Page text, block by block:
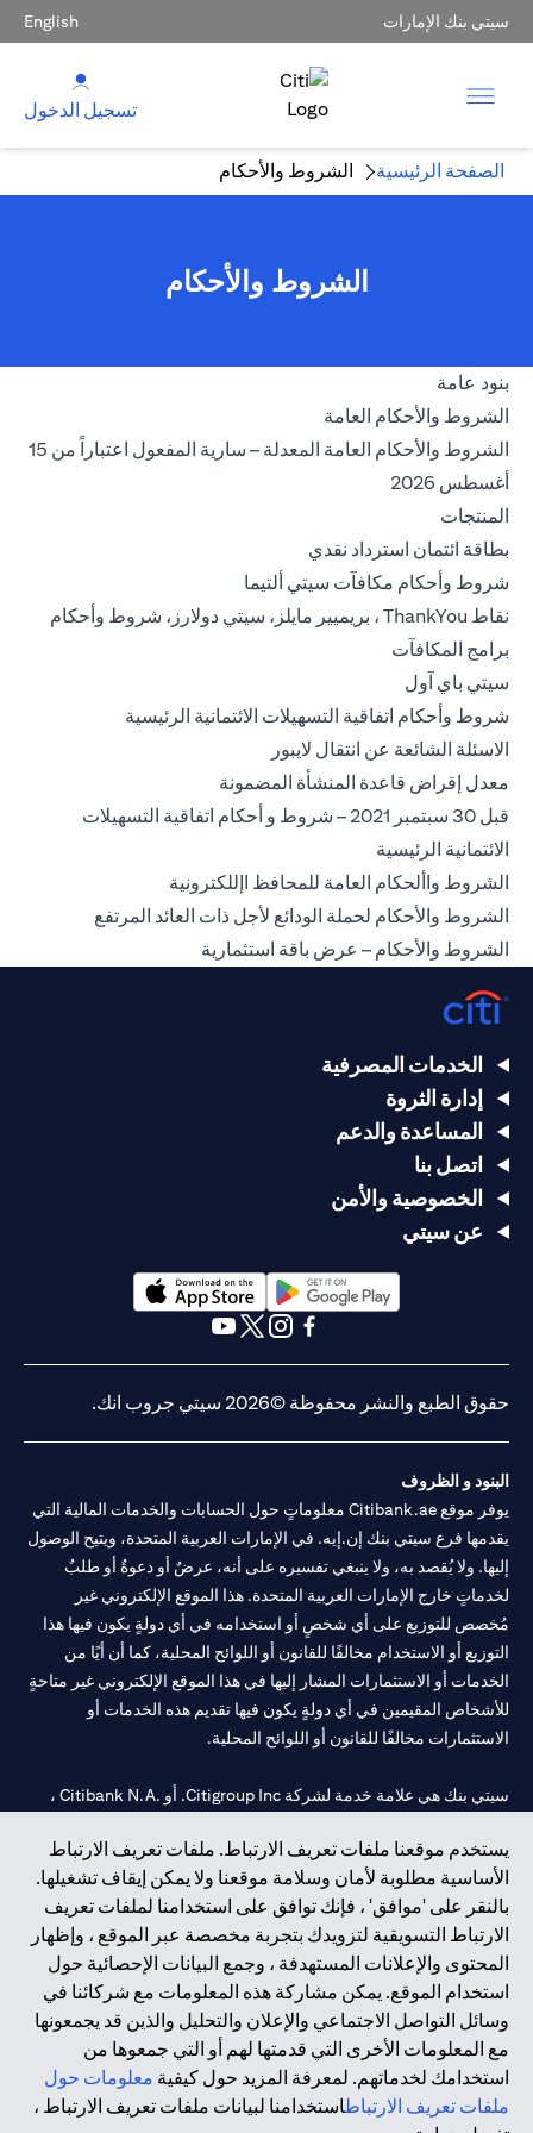
سيتي بنك الإمارات English
تسجيل الدخول
الصفحة الرئيسية الشروط والأحكام
الشروط والأحكام
بنود عامة
الشروط والأحكام العامة
الشروط والأحكام العامة المعدلة – سارية المفعول اعتباراً من 15
أغسطس 2026
المنتجات
بطاقة ائتمان استرداد نقدي
شروط وأحكام مكافآت سيتي ألتيما
نقاط ThankYou ، بريميير مايلز، سيتي دولارز، شروط وأحكام
برامج المكافآت
سيتي باي آول
شروط وأحكام اتفاقية التسهيلات الائتمانية الرئيسية
الاسئلة الشائعة عن انتقال لايبور
معدل إقراض قاعدة المنشأة المضمونة
قبل 30 سبتمبر 2021 – شروط و أحكام اتفاقية التسهيلات
الائتمانية الرئيسية
الشروط واألحكام العامة للمحافظ اإللكترونية
الشروط والأحكام لحملة الودائع لأجل ذات العائد المرتفع
الشروط والأحكام – عرض باقة استثمارية
يستخدم موقعنا ملفات تعريف الارتباط. ملفات تعريف الارتباط
الأساسية مطلوبة لأمان وسلامة موقعنا ولا يمكن إيقاف تشغيلها.
بالنقر على 'موافق' ، فإنك توافق على استخدامنا لملفات تعريف
الارتباط التسويقية لتزويدك بتجربة مخصصة عبر الموقع ، وإظهار
المحتوى والإعلانات المستهدفة ، وجمع البيانات الإحصائية حول
استخدام الموقع. يمكن مشاركة هذه المعلومات مع شركائنا في
وسائل التواصل الاجتماعي والإعلان والتحليل والذين قد يجمعونها
مع المعلومات الأخرى التي قدمتها لهم أو التي جمعوها من
استخدامك لخدماتهم. لمعرفة المزيد حول كيفية معلومات حول
ملفات تعريف الارتباطاستخدامنا لبيانات ملفات تعريف الارتباط ،
الخدمات المصرفية
إدارة الثروة
المساعدة والدعم
اتصل بنا
الخصوصية والأمن
عن سيتي
(opens in a new tab)
حقوق الطبع والنشر محفوظة ©2026 سيتي جروب انك.
البنود و الظروف
يوفر موقع Citibank.ae معلوماتٍ حول الحسابات والخدمات المالية التي
يقدمها فرع سيتي بنك إن.إيه. في الإمارات العربية المتحدة، ويتيح الوصول
إليها. ولا يُقصد به، ولا ينبغي تفسيره على أنه، عرضٌ أو دعوةٌ أو طلبٌ
لخدماتٍ خارج الإمارات العربية المتحدة. هذا الموقع الإلكتروني غير
مُخصص للتوزيع على أي شخصٍ أو استخدامه في أي دولةٍ يكون فيها هذا
التوزيع أو الاستخدام مخالفًا للقانون أو اللوائح المحلية، كما أن أيًا من
الخدمات أو الاستثمارات المشار إليها في هذا الموقع الإلكتروني غير متاحةٍ
للأشخاص المقيمين في أي دولةٍ يكون فيها تقديم هذه الخدمات أو
الاستثمارات مخالفًا للقانون أو اللوائح المحلية.
سيتي بنك هي علامة خدمة لشركة Citigroup Inc. أو .Citibank N.A ،
سيتي بنك إن. إيه. الإمارات مسجل لدى مصرف الإمارات المركزي تحت
أرقام التراخيص 202563 لفرع الوصل في دبي، 531989 لفرع مول
الإمارات في دبي، وCN-1002019لفرع أبوظبي. هاتف: 4000 311 04.
فرع سيتي بنك إن إيه - الإمارات العربية المتحدة مرخص من مصرف
الإمارات العربية المتحدة المركزي كفرع لبنك أجنبي.
سيتي بنك إن إيه الإمارات العربية المتحدة مرخص من هيئة الأوراق المالية
والسلع في الإمارات العربية المتحدة ("SCA") للقيام بالنشاط المالي لـ أ)
الاستشارات المالية والتعريف والترويج بموجب ترخيص رقم
20200000097 ب) وسيط تداول في الأسواق الدولية بموجب ترخيص